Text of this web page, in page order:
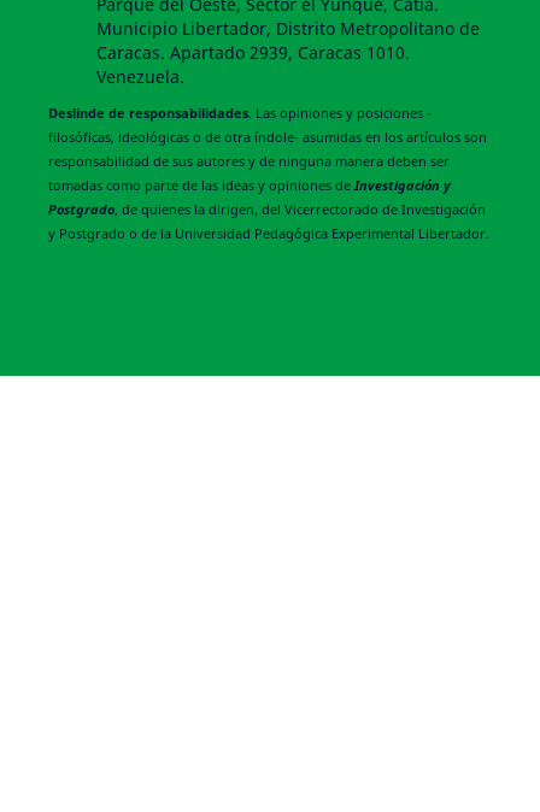
Parque del Oeste, Sector el Yunque, Catia.
Municipio Libertador, Distrito Metropolitano de
Caracas. Apartado 2939, Caracas 1010.
Venezuela.
Deslinde de responsabilidades. Las opiniones y posiciones -
filosóficas, ideológicas o de otra índole- asumidas en los artículos son
responsabilidad de sus autores y de ninguna manera deben ser
tomadas como parte de las ideas y opiniones deInvestigación y
Postgrado, de quienes la dirigen, del Vicerrectorado de Investigación
y Postgrado o de la Universidad Pedagógica Experimental Libertador.